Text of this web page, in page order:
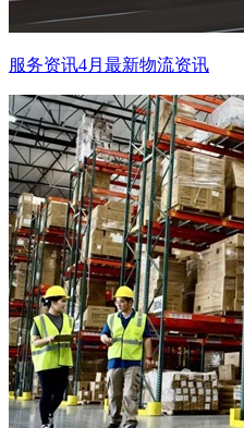
服务资讯4月最新物流资讯